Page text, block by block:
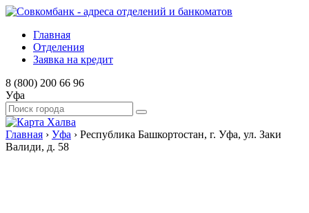
Главная
Отделения
Заявка на кредит
8 (800) 200 66 96
Уфа
Главная › Уфа › Республика Башкортостан, г. Уфа, ул. Заки
Валиди, д. 58